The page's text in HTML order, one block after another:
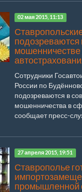
02 мая 2015, 11:13
подозреваются
Сотрудники
России по
подозреваются в
мошенничества в
сообщает пресс-
27 апреля 2015, 19:51
Ставрополье
промышленной